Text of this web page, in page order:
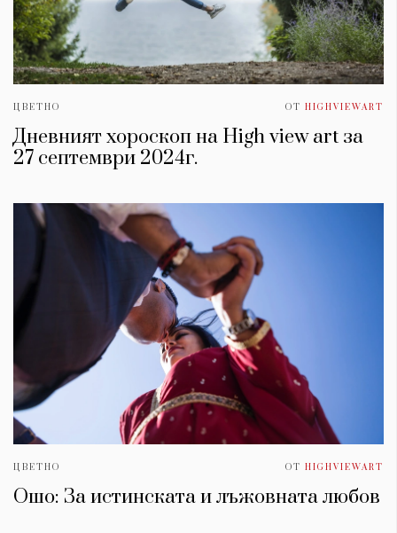
ЦВЕТНО ОТ HIGHVIEWART
Дневният хороскоп на High view art за
27 септември 2024г.
ЦВЕТНО ОТ HIGHVIEWART
Ошо: За истинската и лъжовната любов